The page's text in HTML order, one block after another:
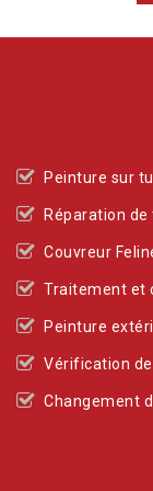
Peinture sur
Réparation de
Couvreur
Traitement et
Peinture
Vérification
Changement